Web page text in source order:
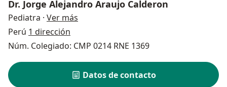
Dr. Jorge Alejandro Araujo Calderon
Pediatra · Ver más
Perú 1 dirección
Núm. Colegiado: CMP 0214 RNE 1369
Datos de contacto